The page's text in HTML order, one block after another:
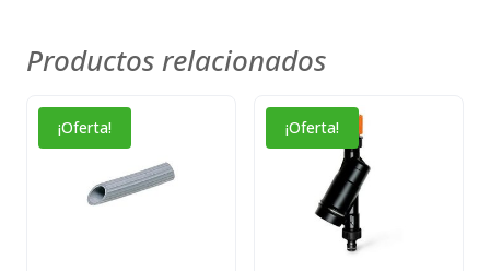
Productos relacionados
¡Oferta! ¡Oferta!